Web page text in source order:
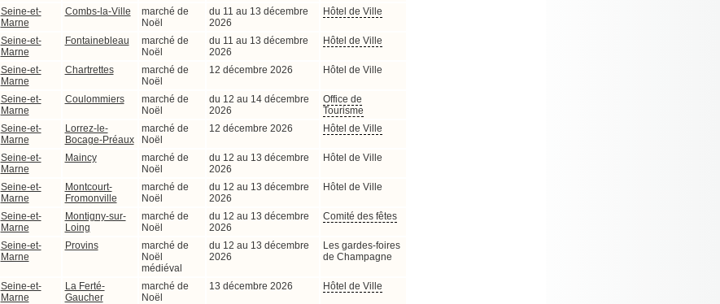
Seine-et-
Marne
Combs-la-Ville
marché de
Noël
du 11 au 13 décembre
2026
Hôtel de Ville
Seine-et-
Marne
Fontainebleau
marché de
Noël
du 11 au 13 décembre
2026
Hôtel de Ville
Seine-et-
Marne
Chartrettes
marché de
Noël
12 décembre 2026 Hôtel de Ville
Seine-et-
Marne
Coulommiers
marché de
Noël
du 12 au 14 décembre
2026
Office de
Tourisme
Seine-et-
Marne
Lorrez-le-
Bocage-Préaux
marché de
Noël
12 décembre 2026 Hôtel de Ville
Seine-et-
Marne
Maincy
marché de
Noël
du 12 au 13 décembre
2026
Hôtel de Ville
Seine-et-
Marne
Montcourt-
Fromonville
marché de
Noël
du 12 au 13 décembre
2026
Hôtel de Ville
Seine-et-
Marne
Montigny-sur-
Loing
marché de
Noël
du 12 au 13 décembre
2026
Comité des fêtes
Seine-et-
Marne
Provins
marché de
Noël
médiéval
du 12 au 13 décembre
2026
Les gardes-foires
de Champagne
Seine-et-
Marne
La Ferté-
Gaucher
marché de
Noël
13 décembre 2026 Hôtel de Ville